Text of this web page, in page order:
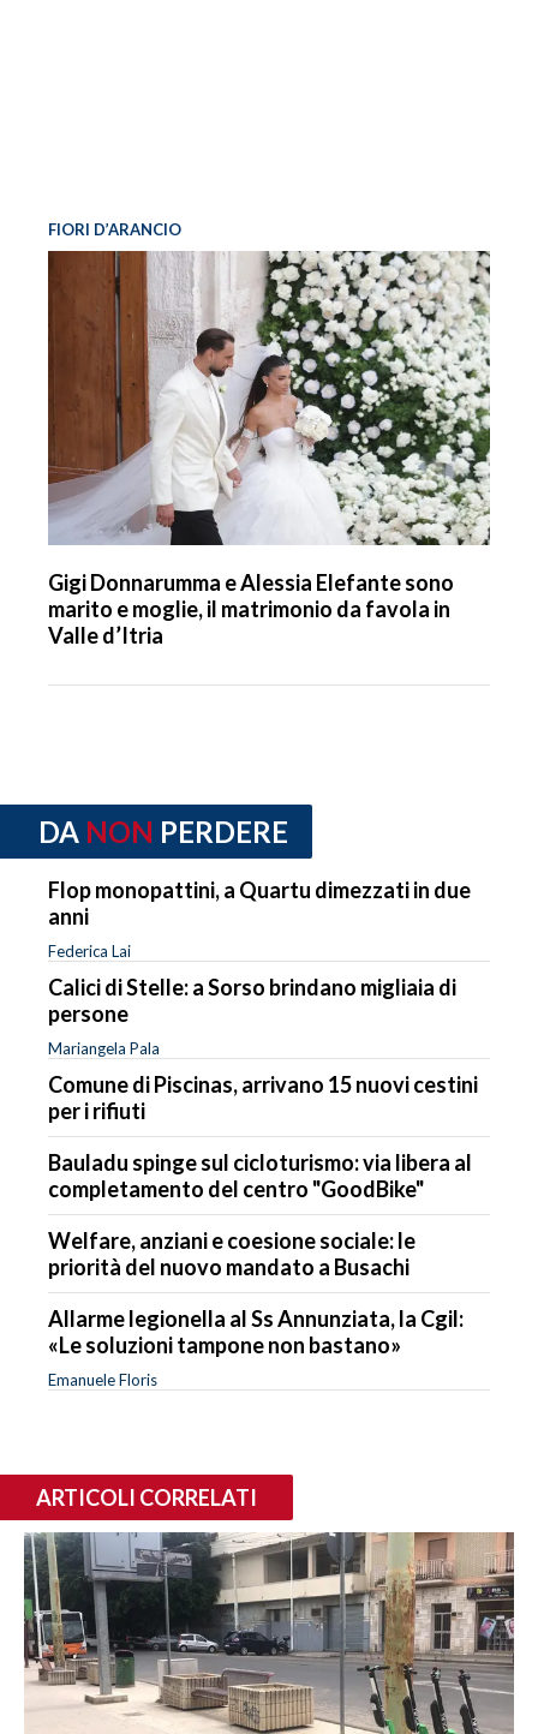
FIORI D’ARANCIO
Gigi Donnarumma e Alessia Elefante sono
marito e moglie, il matrimonio da favola in
Valle d’Itria
DA NON PERDERE
Flop monopattini, a Quartu dimezzati in due
anni
Federica Lai
Calici di Stelle: a Sorso brindano migliaia di
persone
Mariangela Pala
Comune di Piscinas, arrivano 15 nuovi cestini
per i rifiuti
Bauladu spinge sul cicloturismo: via libera al
completamento del centro "GoodBike"
Welfare, anziani e coesione sociale: le
priorità del nuovo mandato a Busachi
Allarme legionella al Ss Annunziata, la Cgil:
«Le soluzioni tampone non bastano»
Emanuele Floris
ARTICOLI CORRELATI